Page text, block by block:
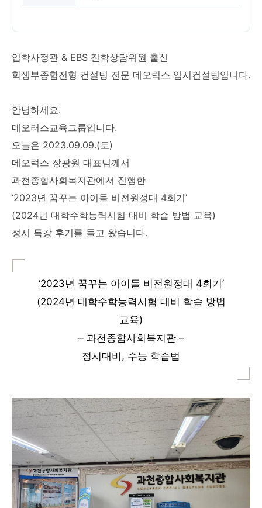
입학사정관 & EBS 진학상담위원 출신
학생부종합전형 컨설팅 전문 데오럭스 입시컨설팅입니다.
안녕하세요.
데오러스교육그룹입니다.
오늘은 2023.09.09.(토)
데오럭스 장광원 대표님께서
과천종합사회복지관에서 진행한
‘2023년 꿈꾸는 아이들 비전원정대 4회기’
(2024년 대학수학능력시험 대비 학습 방법 교육)
정시 특강 후기를 들고 왔습니다.
‘2023년 꿈꾸는 아이들 비전원정대 4회기’
(2024년 대학수학능력시험 대비 학습 방법
교육)
– 과천종합사회복지관 –
정시대비, 수능 학습법